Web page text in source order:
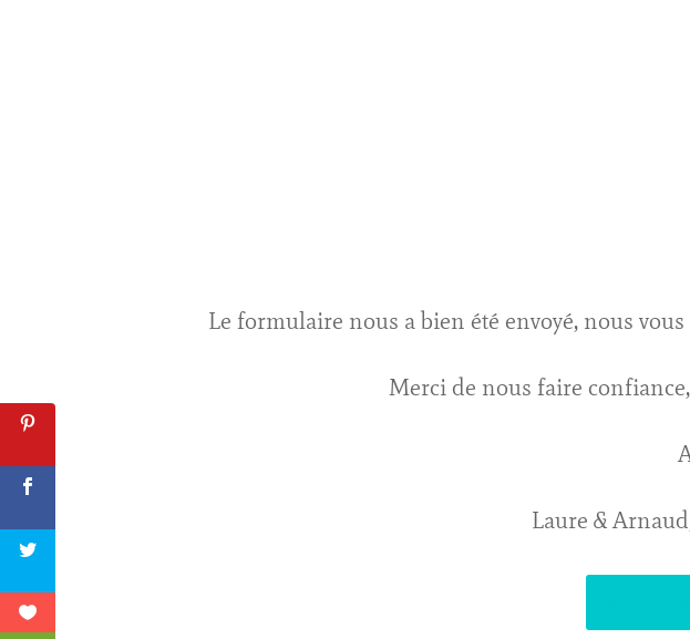
Le formulaire nous a bien été envoyé, nous
Merci de nous faire
Laure &